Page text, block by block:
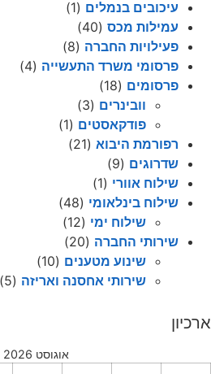
עיכובים בנמלים (1)
עמילות מכס (40)
פעילויות החברה (8)
פרסומי משרד התעשייה (4)
פרסומים (18)
וובינרים (3)
פודקאסטים (1)
רפורמת היבוא (21)
שדרוגים (9)
שילוח אוורי (1)
שילוח בינלאומי (48)
שילוח ימי (12)
שירותי החברה (20)
שינוע מטענים (10)
שירותי אחסנה ואריזה (5)
ארכיון
אוגוסט 2026